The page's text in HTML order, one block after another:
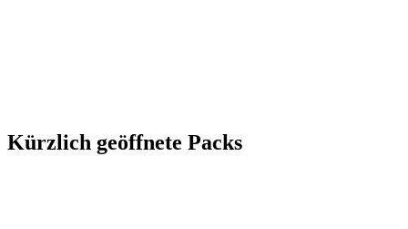
Kürzlich geöffnete Packs